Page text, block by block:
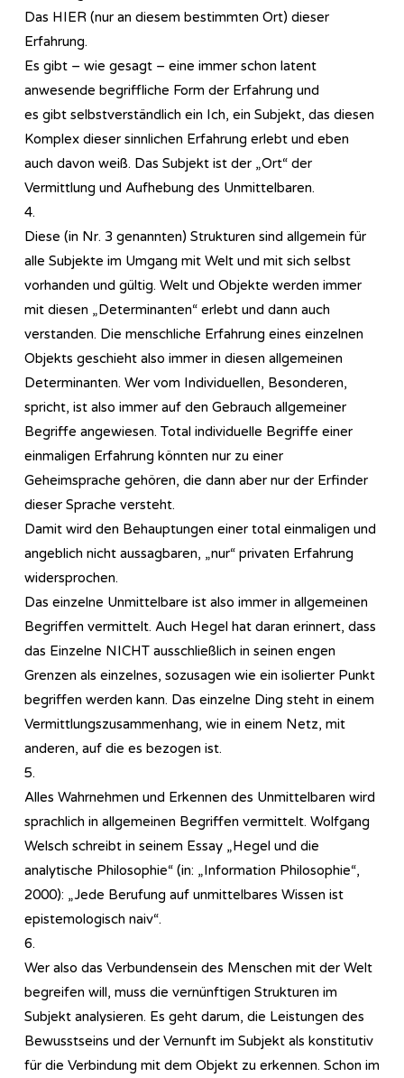
Das HIER (nur an diesem bestimmten Ort) dieser
Erfahrung.
Es gibt – wie gesagt – eine immer schon latent
anwesende begriffliche Form der Erfahrung und
es gibt selbstverständlich ein Ich, ein Subjekt, das diesen
Komplex dieser sinnlichen Erfahrung erlebt und eben
auch davon weiß. Das Subjekt ist der „Ort“ der
Vermittlung und Aufhebung des Unmittelbaren.
4.
Diese (in Nr. 3 genannten) Strukturen sind allgemein für
alle Subjekte im Umgang mit Welt und mit sich selbst
vorhanden und gültig. Welt und Objekte werden immer
mit diesen „Determinanten“ erlebt und dann auch
verstanden. Die menschliche Erfahrung eines einzelnen
Objekts geschieht also immer in diesen allgemeinen
Determinanten. Wer vom Individuellen, Besonderen,
spricht, ist also immer auf den Gebrauch allgemeiner
Begriffe angewiesen. Total individuelle Begriffe einer
einmaligen Erfahrung könnten nur zu einer
Geheimsprache gehören, die dann aber nur der Erfinder
dieser Sprache versteht.
Damit wird den Behauptungen einer total einmaligen und
angeblich nicht aussagbaren, „nur“ privaten Erfahrung
widersprochen.
Das einzelne Unmittelbare ist also immer in allgemeinen
Begriffen vermittelt. Auch Hegel hat daran erinnert, dass
das Einzelne NICHT ausschließlich in seinen engen
Grenzen als einzelnes, sozusagen wie ein isolierter Punkt
begriffen werden kann. Das einzelne Ding steht in einem
Vermittlungszusammenhang, wie in einem Netz, mit
anderen, auf die es bezogen ist.
5.
Alles Wahrnehmen und Erkennen des Unmittelbaren wird
sprachlich in allgemeinen Begriffen vermittelt. Wolfgang
Welsch schreibt in seinem Essay „Hegel und die
analytische Philosophie“ (in: „Information Philosophie“,
2000): „Jede Berufung auf unmittelbares Wissen ist
epistemologisch naiv“.
6.
Wer also das Verbundensein des Menschen mit der Welt
begreifen will, muss die vernünftigen Strukturen im
Subjekt analysieren. Es geht darum, die Leistungen des
Bewusstseins und der Vernunft im Subjekt als konstitutiv
für die Verbindung mit dem Objekt zu erkennen. Schon im